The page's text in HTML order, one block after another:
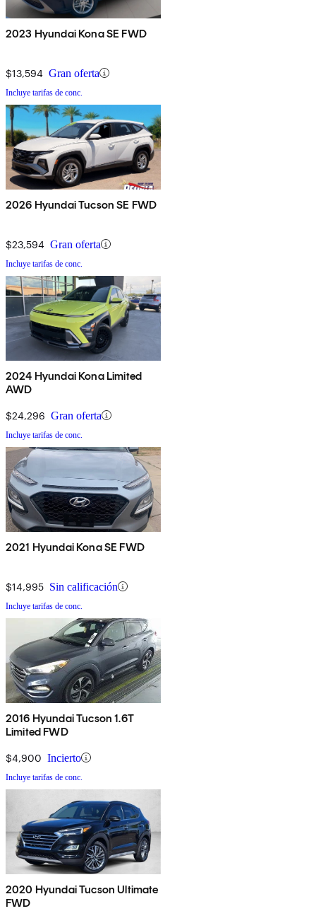
2023 Hyundai Kona SE FWD
$13,594 Gran oferta
Incluye tarifas de conc.
2026 Hyundai Tucson SE FWD
$23,594 Gran oferta
Incluye tarifas de conc.
2024 Hyundai Kona Limited
AWD
$24,296 Gran oferta
Incluye tarifas de conc.
2021 Hyundai Kona SE FWD
$14,995 Sin calificación
Incluye tarifas de conc.
2016 Hyundai Tucson 1.6T
Limited FWD
$4,900 Incierto
Incluye tarifas de conc.
2020 Hyundai Tucson Ultimate
FWD